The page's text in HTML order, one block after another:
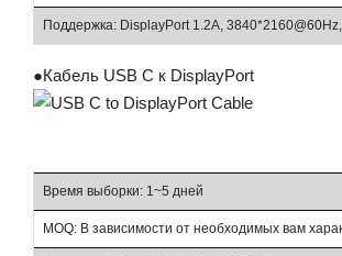
Поддержка: DisplayPort 1.2A,
●Кабель USB C к DisplayPort
Время выборки: 1~5 дней
MOQ: В зависимости от необходимых вам